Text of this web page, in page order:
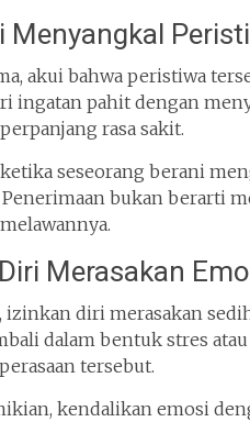
Menyangkal
akui bahwa peristiwa
ingatan pahit dengan
rasa sakit.
seseorang berani
bukan berarti
Merasakan
izinkan diri merasakan
dalam bentuk stres
tersebut.
kendalikan emosi